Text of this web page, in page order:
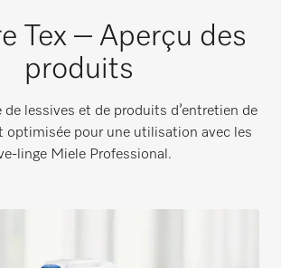
Tex – Aperçu des
produits
de lessives et de produits d’entretien de
optimisée pour une utilisation avec les
linge Miele Professional.